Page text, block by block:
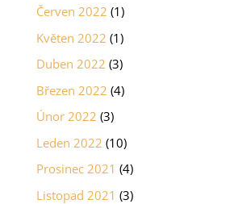
Červen 2022 (1)
Květen 2022 (1)
Duben 2022 (3)
Březen 2022 (4)
Únor 2022 (3)
Leden 2022 (10)
Prosinec 2021 (4)
Listopad 2021 (3)